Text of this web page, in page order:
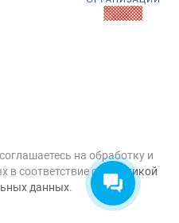
на обработку и
в соответствие с Политикой
данных.